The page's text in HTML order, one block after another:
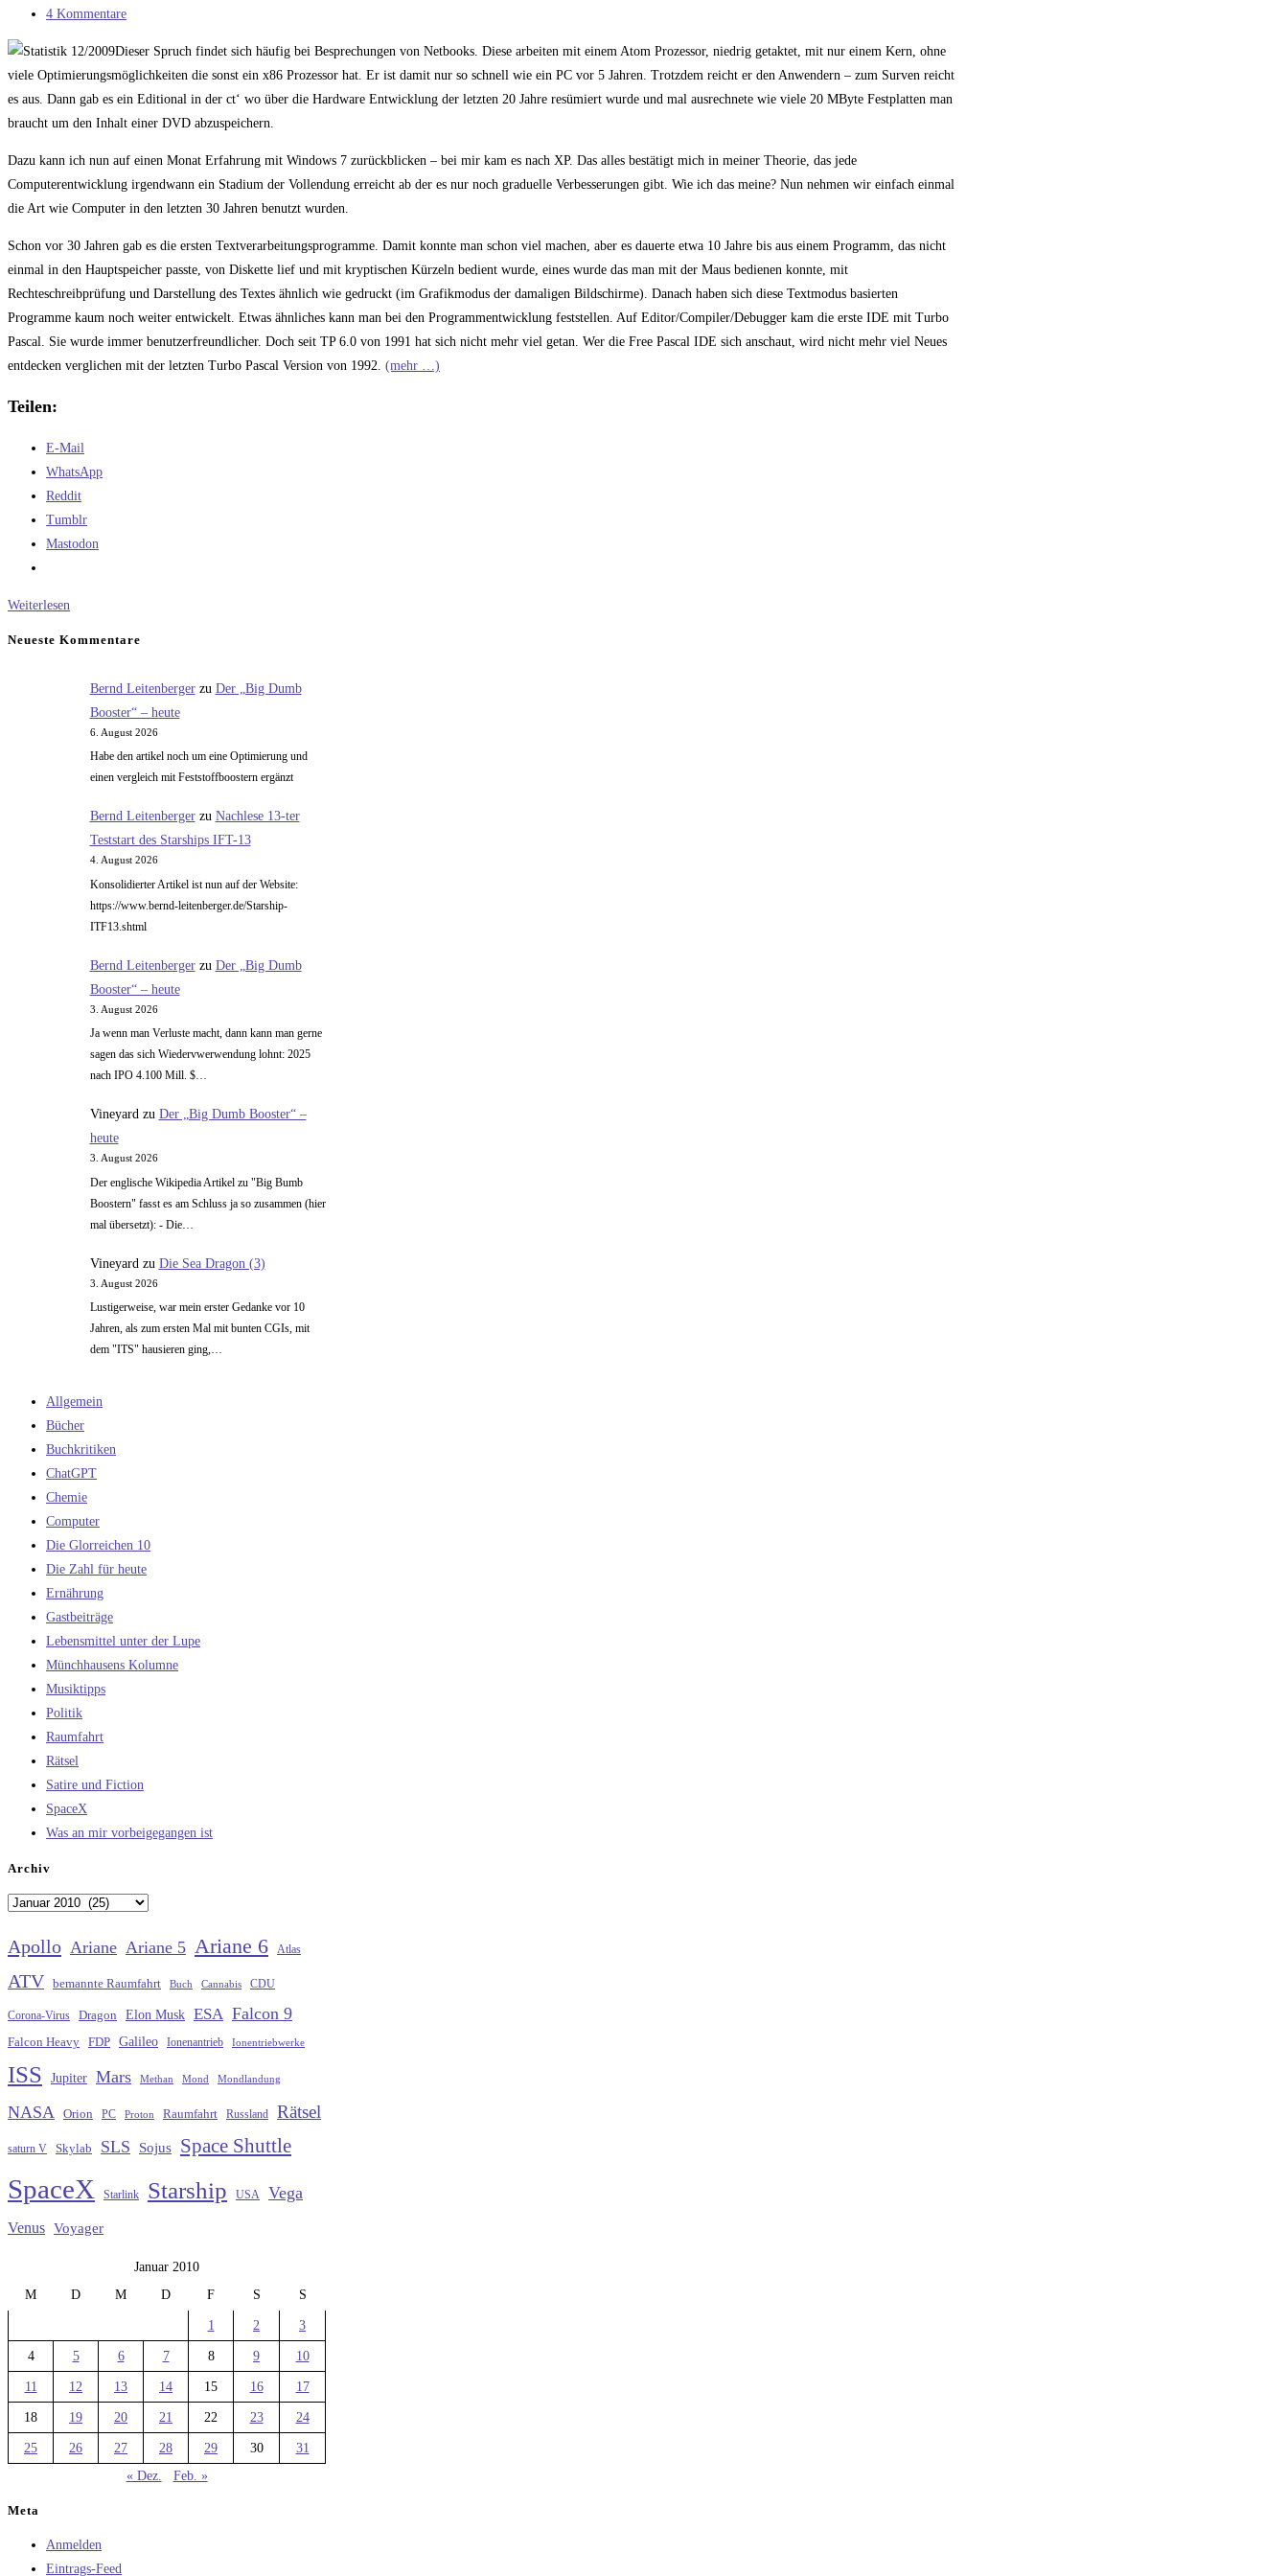
Kategorie:
Beitrags-
4 Kommentare
Dieser Spruch findet sich häufig bei Besprechungen von Netbooks. Diese arbeiten mit einem Atom Prozessor, niedrig getaktet, mit nur einem Kern, ohne
viele Optimierungsmöglichkeiten die sonst ein x86 Prozessor hat. Er ist damit nur so schnell wie ein PC vor 5 Jahren. Trotzdem reicht er den Anwendern – zum Surven reicht
es aus. Dann gab es ein Editional in der ct‘ wo über die Hardware Entwicklung der letzten 20 Jahre resümiert wurde und mal ausrechnete wie viele 20 MByte Festplatten man
braucht um den Inhalt einer DVD abzuspeichern.
Dazu kann ich nun auf einen Monat Erfahrung mit Windows 7 zurückblicken – bei mir kam es nach XP. Das alles bestätigt mich in meiner Theorie, das jede
Computerentwicklung irgendwann ein Stadium der Vollendung erreicht ab der es nur noch graduelle Verbesserungen gibt. Wie ich das meine? Nun nehmen wir einfach einmal
die Art wie Computer in den letzten 30 Jahren benutzt wurden.
Schon vor 30 Jahren gab es die ersten Textverarbeitungsprogramme. Damit konnte man schon viel machen, aber es dauerte etwa 10 Jahre bis aus einem Programm, das nicht
einmal in den Hauptspeicher passte, von Diskette lief und mit kryptischen Kürzeln bedient wurde, eines wurde das man mit der Maus bedienen konnte, mit
Rechteschreibprüfung und Darstellung des Textes ähnlich wie gedruckt (im Grafikmodus der damaligen Bildschirme). Danach haben sich diese Textmodus basierten
Programme kaum noch weiter entwickelt. Etwas ähnliches kann man bei den Programmentwicklung feststellen. Auf Editor/Compiler/Debugger kam die erste IDE mit Turbo
Pascal. Sie wurde immer benutzerfreundlicher. Doch seit TP 6.0 von 1991 hat sich nicht mehr viel getan. Wer die Free Pascal IDE sich anschaut, wird nicht mehr viel Neues
entdecken verglichen mit der letzten Turbo Pascal Version von 1992. (mehr …)
Teilen:
E-Mail
WhatsApp
Reddit
Tumblr
Mastodon
Weiterlesen
Neueste Kommentare
Bernd Leitenbergerzu Der „Big Dumb
Booster“ – heute
6. August 2026
Habe den artikel noch um eine Optimierung und
einen vergleich mit Feststoffboostern ergänzt
Bernd Leitenbergerzu Nachlese 13-ter
Teststart des Starships IFT-13
4. August 2026
Konsolidierter Artikel ist nun auf der Website:
https://www.bernd-leitenberger.de/Starship-
ITF13.shtml
Bernd Leitenbergerzu Der „Big Dumb
Booster“ – heute
3. August 2026
Ja wenn man Verluste macht, dann kann man gerne
sagen das sich Wiedervwerwendung lohnt: 2025
nach IPO 4.100 Mill. $…
Vineyardzu Der „Big Dumb Booster“ –
heute
3. August 2026
Der englische Wikipedia Artikel zu "Big Bumb
Boostern" fasst es am Schluss ja so zusammen (hier
mal übersetzt): - Die…
Vineyard zu Die Sea Dragon (3)
3. August 2026
Lustigerweise, war mein erster Gedanke vor 10
Jahren, als zum ersten Mal mit bunten CGIs, mit
dem "ITS" hausieren ging,…
Allgemein
Bücher
Buchkritiken
ChatGPT
Chemie
Computer
Die Glorreichen 10
Die Zahl für heute
Ernährung
Gastbeiträge
Lebensmittel unter der Lupe
Münchhausens Kolumne
Musiktipps
Politik
Raumfahrt
Rätsel
Satire und Fiction
SpaceX
Was an mir vorbeigegangen ist
Archiv
Archiv
Apollo Ariane Ariane 5 Ariane 6 Atlas
ATV bemannte Raumfahrt Buch Cannabis CDU
Corona-Virus Dragon Elon Musk ESA Falcon 9
Falcon Heavy FDP Galileo Ionenantrieb Ionentriebwerke
ISS Jupiter Mars Methan Mond Mondlandung
NASA Orion PC Proton Raumfahrt Russland Rätsel
saturn V Skylab SLS Sojus Space Shuttle
SpaceX Starlink Starship USA Vega
Venus Voyager
Januar 2010
M
D M D F S S
1 2 3
4 5 6 7 8 9 10
11 12 13 14 15 16 17
18 19 20 21 22 23 24
25 26 27 28 29 30
31
« Dez.
Feb. »
Meta
Anmelden
Eintrags-Feed